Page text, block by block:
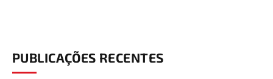
PUBLICAÇÕES RECENTES